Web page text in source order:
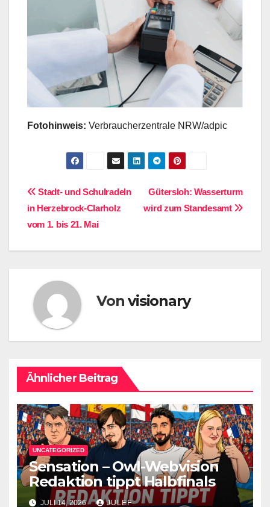
Fotohinweis: Verbraucherzentrale NRW/adpic
Beitragsnavigation
Gütersloh: Wasserturm
wird zum Standesamt
Stadt- und Schulradeln
in Herzebrock-Clarholz
vom 1. bis 21. Mai
Vonvisionary
Ähnlicher Beitrag
UNCATEGORIZED
Sensation – Owl-Webvision
Redaktion tippt Halbfinals
JULI 14, 2026 JULEF